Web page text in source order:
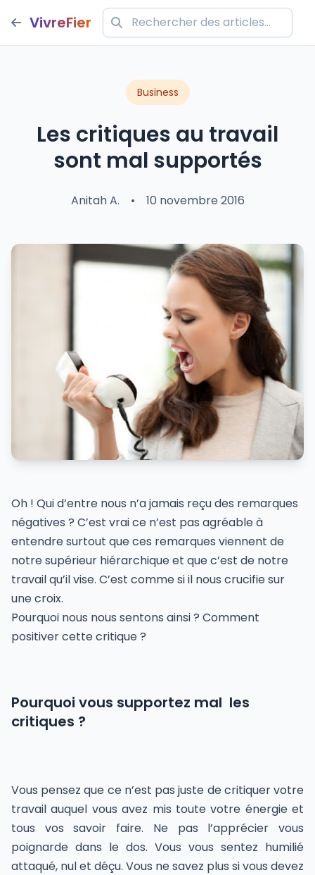
VivreFier
Business
Les critiques au travail
sont mal supportés
Anitah A. • 10 novembre 2016
Oh ! Qui d’entre nous n’a jamais reçu des remarques
négatives ? C’est vrai ce n’est pas agréable à
entendre surtout que ces remarques viennent de
notre supérieur hiérarchique et que c’est de notre
travail qu’il vise. C’est comme si il nous crucifie sur
une croix.
Pourquoi nous nous sentons ainsi ? Comment
positiver cette critique ?
Pourquoi vous supportez mal les
critiques ?
Vous pensez que ce n’est pas juste de critiquer votre
travail auquel vous avez mis toute votre énergie et
tous vos savoir faire. Ne pas l’apprécier vous
poignarde dans le dos. Vous vous sentez humilié
attaqué, nul et déçu. Vous ne savez plus si vous devez